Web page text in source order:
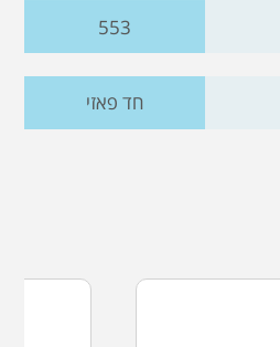
553
חד פאזי